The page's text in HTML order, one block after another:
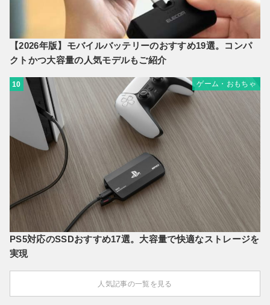
【2026年版】モバイルバッテリーのおすすめ19選。コンパ
クトかつ大容量の人気モデルもご紹介
10 ゲーム・おもちゃ
PS5対応のSSDおすすめ17選。大容量で快適なストレージを
実現
人気記事の一覧を見る